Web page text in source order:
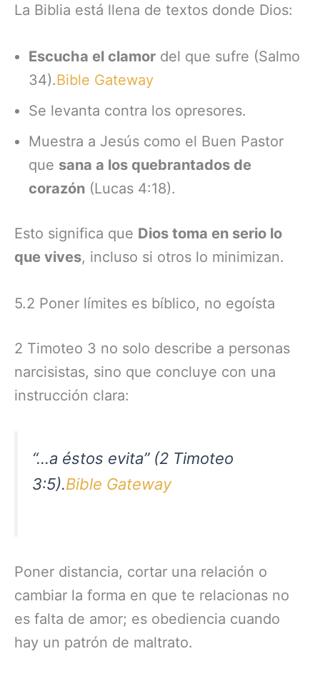
La Biblia está llena de textos donde Dios:
Escucha el clamor del que sufre (Salmo
34).Bible Gateway
Se levanta contra los opresores.
Muestra a Jesús como el Buen Pastor
que sana a los quebrantados de
corazón (Lucas 4:18).
Esto significa que Dios toma en serio lo
que vives, incluso si otros lo minimizan.
5.2 Poner límites es bíblico, no egoísta
2 Timoteo 3 no solo describe a personas
narcisistas, sino que concluye con una
instrucción clara:
“…a éstos evita” (2 Timoteo
3:5).Bible Gateway
Poner distancia, cortar una relación o
cambiar la forma en que te relacionas no
es falta de amor; es obediencia cuando
hay un patrón de maltrato.